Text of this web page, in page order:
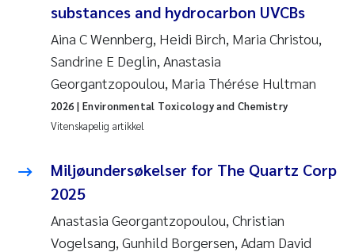
substances and hydrocarbon UVCBs
Aina C Wennberg, Heidi Birch, Maria Christou,
Sandrine E Deglin, Anastasia
Georgantzopoulou, Maria Thérése Hultman
Vitenskapelig artikkel
2026 | Environmental Toxicology and Chemistry
Miljøundersøkelser for The Quartz Corp
2025
Anastasia Georgantzopoulou, Christian
Vogelsang, Gunhild Borgersen, Adam David